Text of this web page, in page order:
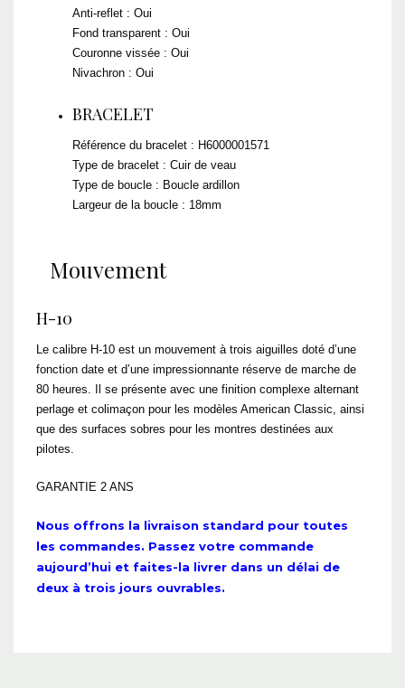
Anti-reflet : Oui
Fond transparent : Oui
Couronne vissée : Oui
Nivachron : Oui
BRACELET
Référence du bracelet : H6000001571
Type de bracelet : Cuir de veau
Type de boucle : Boucle ardillon
Largeur de la boucle : 18mm
Mouvement
H-10
Le calibre H-10 est un mouvement à trois aiguilles doté d’une
fonction date et d’une impressionnante réserve de marche de
80 heures. Il se présente avec une finition complexe alternant
perlage et colimaçon pour les modèles American Classic, ainsi
que des surfaces sobres pour les montres destinées aux
pilotes.
GARANTIE 2 ANS
Nous offrons la livraison standard pour toutes
les commandes. Passez votre commande
aujourd’hui et faites-la livrer dans un délai de
deux à trois jours ouvrables.